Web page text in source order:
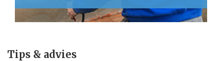
Tips & advies